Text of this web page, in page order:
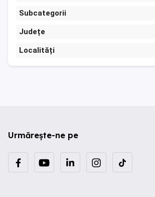
Subcategorii
Județe
Localități
Urmărește-ne pe